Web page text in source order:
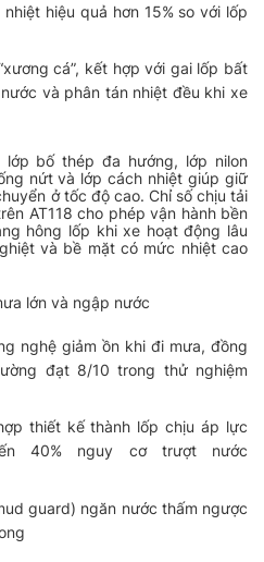
hiệu quả hơn 15% so với lốp
cá”, kết hợp với gai lốp bất
và phân tán nhiệt đều khi xe
bố thép đa hướng, lớp nilon
nứt và lớp cách nhiệt giúp giữ
ở tốc độ cao. Chỉ số chịu tải
AT118 cho phép vận hành bền
hông lốp khi xe hoạt động lâu
và bề mặt có mức nhiệt cao
lớn và ngập nước
nghệ giảm ồn khi đi mưa, đồng
đạt 8/10 trong thử nghiệm
thiết kế thành lốp chịu áp lực
40% nguy cơ trượt nước
guard) ngăn nước thấm ngược